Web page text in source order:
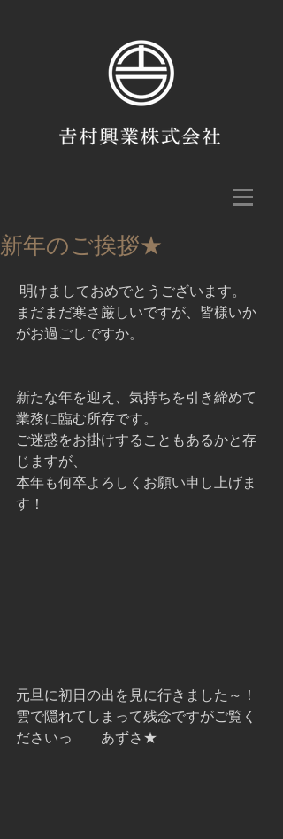
新年のご挨拶★
明けましておめでとうございます。
まだまだ寒さ厳しいですが、皆様いか
がお過ごしですか。
新たな年を迎え、気持ちを引き締めて
業務に臨む所存です。
ご迷惑をお掛けすることもあるかと存
じますが、
本年も何卒よろしくお願い申し上げま
す！
元旦に初日の出を見に行きました～！
雲で隠れてしまって残念ですがご覧く
ださいっ　　あずさ★